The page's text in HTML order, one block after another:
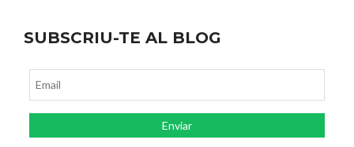
SUBSCRIU-TE AL BLOG